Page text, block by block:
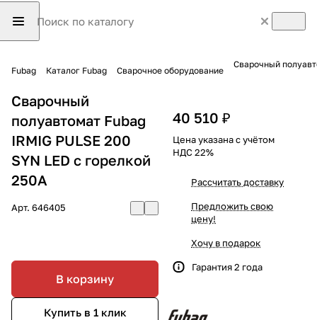
Fubag Каталог Fubag Сварочное оборудование
Сварочный
Сварочный
полуавтомат Fubag
IRMIG PULSE 200
SYN LED с горелкой
250А
Арт. 646405
В корзину
Купить в 1 клик
40 510 ₽
Цена указана с учётом
НДС 22%
Рассчитать доставку
Предложить свою
цену!
Хочу в подарок
Гарантия 2 года